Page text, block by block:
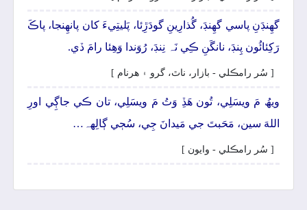
گهِنڊَنِ پاسي گهِنڊَ، گُذارِينِ گودَڙِئا، پَليتِيءَ کان پانھِنجا، پاڪَ
رَکِئائُون پِنڊَ، نانگَنِ ڪِي نَہ نِنڊَ، رُوَندا وَھِئا رامَ ڏي.
[ سُر رامڪلي - بازار، ناٿ، گرو ۽ ھرنام ]
ويھُ مَ ويسَلِي، تُون ھَڏِ وَتُ مَ ويسَلِي، تان ڪي جاڳِي اورِ
اللهَ سين، مَحَبتَ جي مَيدانَ جِي، سُڄي ڳالِهہ…
[ سُر رامڪلي - وايون ]